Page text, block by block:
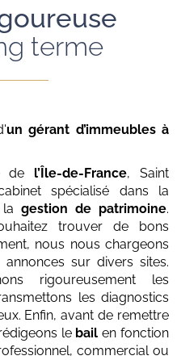
terme
un gérant d’immeubles à
de l’Île-de-France, Saint
spécialisé dans la
gestion de patrimoine.
trouver de bons
nous nous chargeons
sur divers sites.
rigoureusement les
les diagnostics
Enfin, avant de remettre
le bail en fonction
commercial ou